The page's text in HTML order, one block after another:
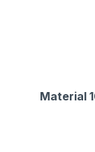
Material